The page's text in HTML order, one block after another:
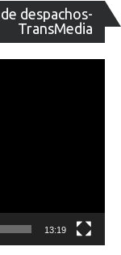
despachos-
TransMedia
de
13:19